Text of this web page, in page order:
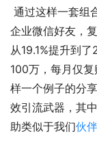
企业微信好友，
从19.1%提升到
100万，每月仅
样一个例子的分
效引流武器，其
助类似于我们伙